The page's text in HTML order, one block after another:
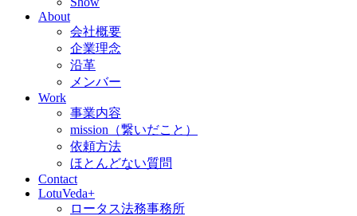
About
会社概要
企業理念
沿革
メンバー
Work
事業内容
mission（繋いだこと）
依頼方法
ほとんどない質問
Contact
LotuVeda+
ロータス法務事務所